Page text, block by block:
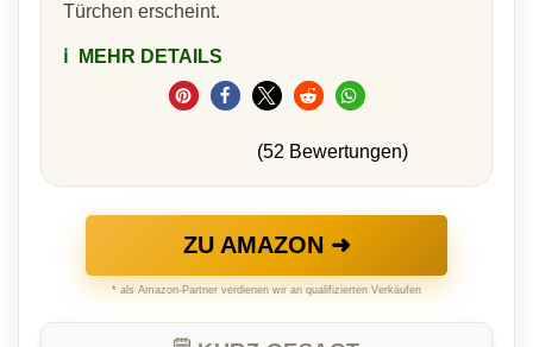
Türchen erscheint.
ℹ️ MEHR DETAILS
(52 Bewertungen)
ZU AMAZON ➜
* als Amazon-Partner verdienen wir an qualifizierten Verkäufen